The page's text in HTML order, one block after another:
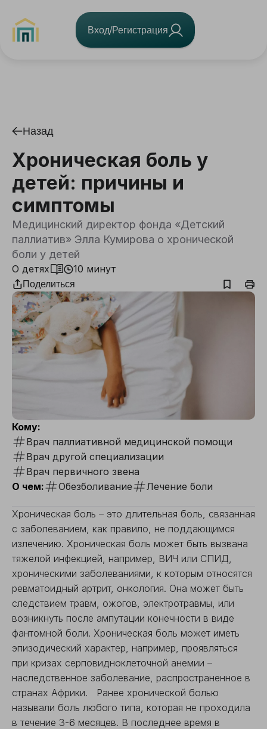
Вход/Регистрация
Назад
Хроническая боль у
детей: причины и
симптомы
Медицинский директор фонда «Детский
паллиатив» Элла Кумирова о хронической
боли у детей
О детях 10 минут
Поделиться
Кому:
Врач паллиативной медицинской помощи
Врач другой специализации
Врач первичного звена
О чем:
Обезболивание Лечение боли
Хроническая боль – это длительная боль, связанная
с заболеванием, как правило, не поддающимся
излечению. Хроническая боль может быть вызвана
тяжелой инфекцией, например, ВИЧ или СПИД,
хроническими заболеваниями, к которым относятся
ревматоидный артрит, онкология. Она может быть
следствием травм, ожогов, электротравмы, или
возникнуть после ампутации конечности в виде
фантомной боли. Хроническая боль может иметь
эпизодический характер, например, проявляться
при кризах серповидноклеточной анемии –
наследственное заболевание, распространенное в
странах Африки. Ранее хронической болью
называли боль любого типа, которая не проходила
в течение 3-6 месяцев. В последнее время в